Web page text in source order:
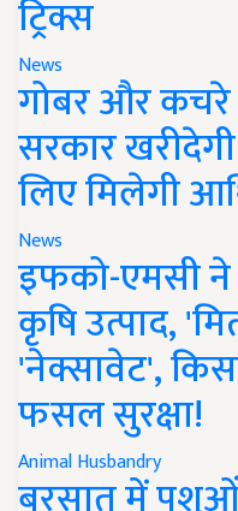
ट्रिक्स
News
गोबर और कचरे
सरकार
लिए मिलेगी
News
इफको-एमसी ने
कृषि उत्पाद,
'नेक्सावेट',
फसल सुरक्षा!
Animal Husbandry